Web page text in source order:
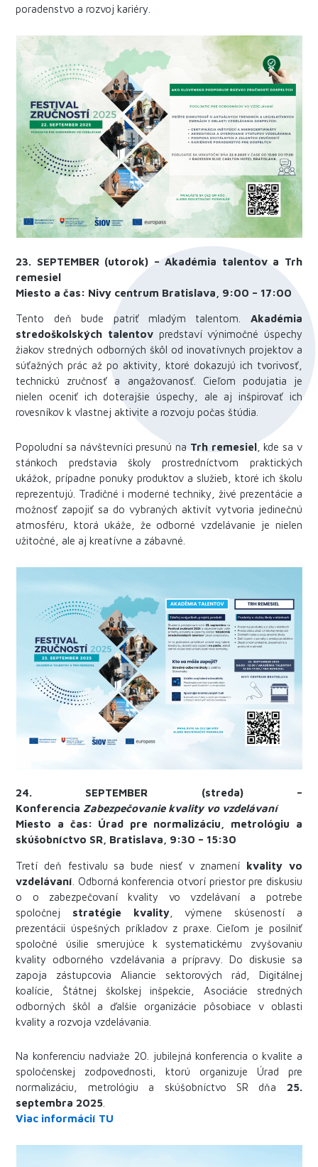
poradenstvo a rozvoj kariéry.
23. SEPTEMBER (utorok) – Akadémia talentov a Trh
remesiel
Miesto a čas: Nivy centrum Bratislava, 9:00 – 17:00
Tento deň bude patriť mladým talentom. Akadémia
stredoškolských talentovpredstaví výnimočné úspechy
žiakov stredných odborných škôl od inovatívnych projektov a
súťažných prác až po aktivity, ktoré dokazujú ich tvorivosť,
technickú zručnosť a angažovanosť. Cieľom podujatia je
nielen oceniť ich doterajšie úspechy, ale aj inšpirovať ich
rovesníkov k vlastnej aktivite a rozvoju počas štúdia.
Popoludní sa návštevníci presunú na Trh remesiel, kde sa v
stánkoch predstavia školy prostredníctvom praktických
ukážok, prípadne ponuky produktov a služieb, ktoré ich školu
reprezentujú. Tradičné i moderné techniky, živé prezentácie a
možnosť zapojiť sa do vybraných aktivít vytvoria jedinečnú
atmosféru, ktorá ukáže, že odborné vzdelávanie je nielen
užitočné, ale aj kreatívne a zábavné.
24. SEPTEMBER (streda) –
Konferencia Zabezpečovanie kvality vo vzdelávaní
Miesto a čas: Úrad pre normalizáciu, metrológiu a
skúšobníctvo SR, Bratislava, 9:30 – 15:30
Tretí deň festivalu sa bude niesť v znamení kvality vo
vzdelávaní . Odborná konferencia otvorí priestor pre diskusiu
o o zabezpečovaní kvality vo vzdelávaní a potrebe
spoločnej stratégie kvality, výmene skúseností a
prezentácii úspešných príkladov z praxe. Cieľom je posilniť
spoločné úsilie smerujúce k systematickému zvyšovaniu
kvality odborného vzdelávania a prípravy. Do diskusie sa
zapoja zástupcovia Aliancie sektorových rád, Digitálnej
koalície, Štátnej školskej inšpekcie, Asociácie stredných
odborných škôl a ďalšie organizácie pôsobiace v oblasti
kvality a rozvoja vzdelávania.
Na konferenciu nadviaže 20. jubilejná konferencia o kvalite a
spoločenskej zodpovednosti, ktorú organizuje Úrad pre
normalizáciu, metrológiu a skúšobníctvo SR dňa 25.
septembra 2025
Viac informácií TU